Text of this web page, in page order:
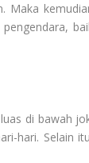
Maka
di bawah
hari. Selain